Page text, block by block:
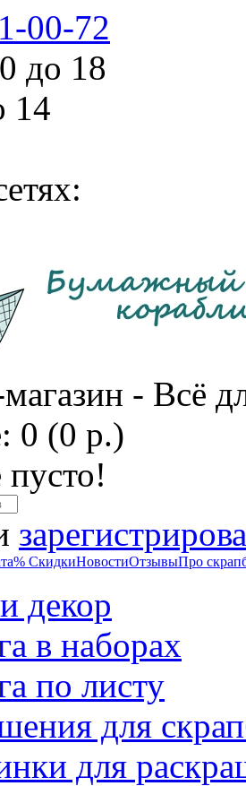
00-72
до 18
14
- Всё
0 (0 р.)
% СкидкиНовостиОтзывыПро
декор
в наборах
по листу
для
для